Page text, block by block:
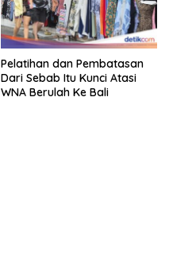
Pelatihan dan Pembatasan
Dari Sebab Itu Kunci Atasi
WNA Berulah Ke Bali